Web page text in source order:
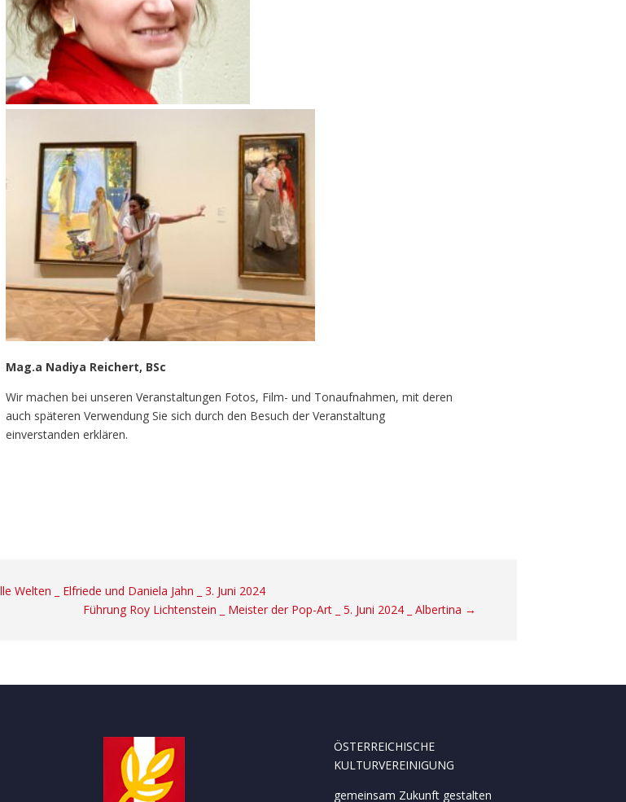
Mag.a Nadiya Reichert, BSc
Wir machen bei unseren Veranstaltungen Fotos, Film- und Tonaufnahmen, mit deren
auch späteren Verwendung Sie sich durch den Besuch der Veranstaltung
einverstanden erklären.
Welten _ Elfriede und Daniela Jahn _ 3. Juni 2024
Führung Roy Lichtenstein _ Meister der Pop-Art _ 5. Juni 2024 _ Albertina →
ÖSTERREICHISCHE
KULTURVEREINIGUNG
gemeinsam Zukunft gestalten